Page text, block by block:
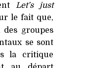
Let’s just
le fait que,
des groupes
se sont
la critique